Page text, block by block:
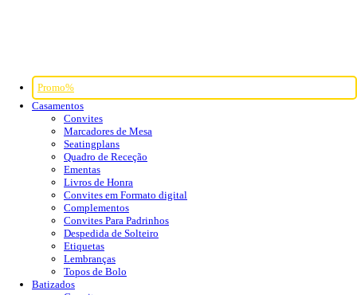
Promo%
Casamentos
Convites
Marcadores de Mesa
Seatingplans
Quadro de Receção
Ementas
Livros de Honra
Convites em Formato digital
Complementos
Convites Para Padrinhos
Despedida de Solteiro
Etiquetas
Lembranças
Topos de Bolo
Batizados